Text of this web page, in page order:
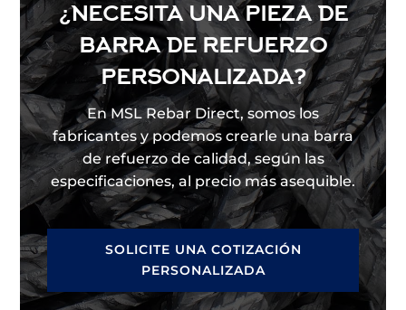
¿NECESITA UNA PIEZA DE
BARRA DE REFUERZO
PERSONALIZADA?
En MSL Rebar Direct, somos los
fabricantes y podemos crearle una barra
de refuerzo de calidad, según las
especificaciones, al precio más asequible.
SOLICITE UNA COTIZACIÓN
PERSONALIZADA